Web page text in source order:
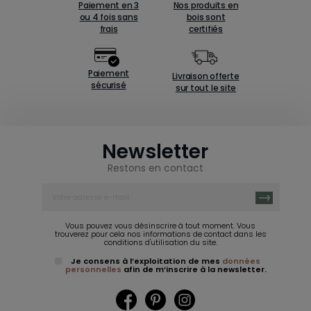
Paiement en 3
ou 4 fois sans
frais
Nos produits en
bois sont
certifiés
Paiement
sécurisé
Livraison offerte
sur tout le site
Newsletter
Restons en contact
Vous pouvez vous désinscrire à tout moment. Vous
trouverez pour cela nos informations de contact dans les
conditions d'utilisation du site.
Je consens à l’exploitation de mes données
personnelles afin de m’inscrire à la newsletter.
FacebookPinterest